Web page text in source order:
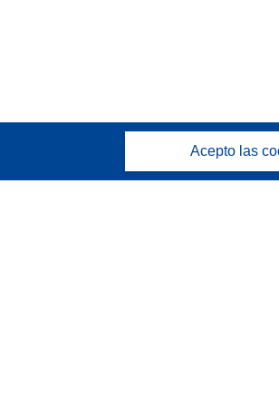
Acepto las